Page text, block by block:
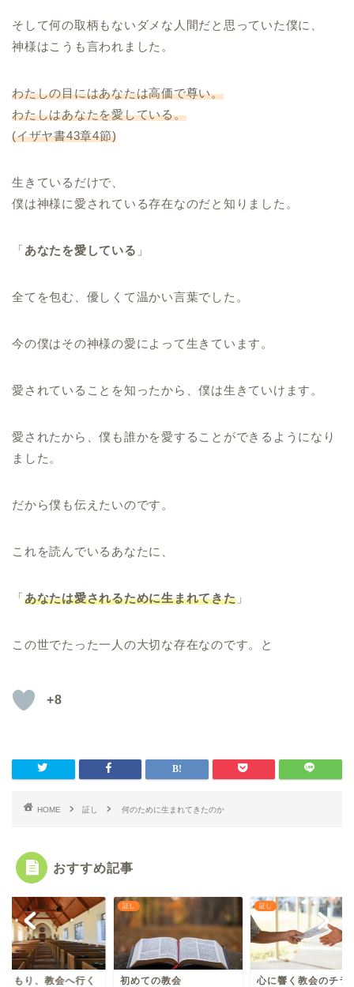
そして何の取柄もないダメな人間だと思っていた僕に、
神様はこうも言われました。
わたしの目にはあなたは高価で尊い。
わたしはあなたを愛している。
(イザヤ書43章4節)
生きているだけで、
僕は神様に愛されている存在なのだと知りました。
「あなたを愛している 」
全てを包む、優しくて温かい言葉でした。
今の僕はその神様の愛によって生きています。
愛されていることを知ったから、僕は生きていけます。
愛されたから、僕も誰かを愛することができるようになり
ました。
だから僕も伝えたいのです。
これを読んでいるあなたに、
「あなたは愛されるために生まれてきた」
この世でたった一人の大切な存在なのです。と
+8
HOME 証し 何のために生まれてきたのか
おすすめ記事
こもり、教会へ行く
証し
初めての教会
証し
心に響く教会のチラ